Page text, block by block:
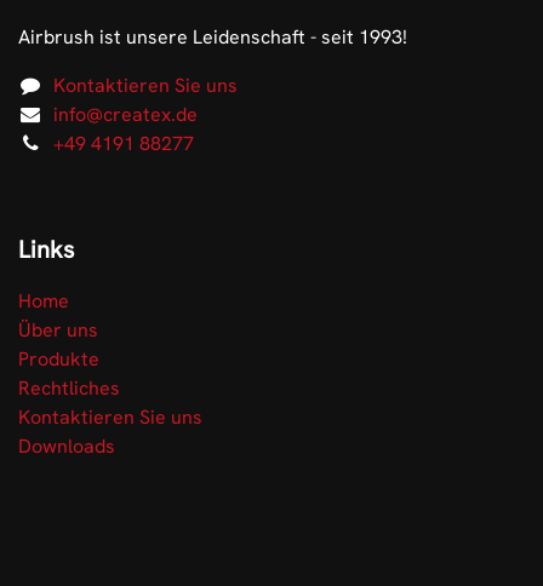
Airbrush ist unsere Leidenschaft - seit 1993!
Kontaktieren Sie uns
info@createx.de
+49 4191 88277
Links
Home
Über uns
Produkte
Rechtliches
Kontaktieren Sie uns
Downloads